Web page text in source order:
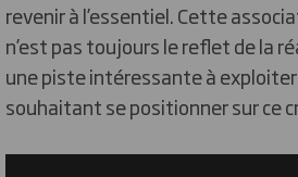
revenir à l’essentiel. Cette
n’est pas toujours le reflet de la
une piste intéressante à
souhaitant se positionner sur ce